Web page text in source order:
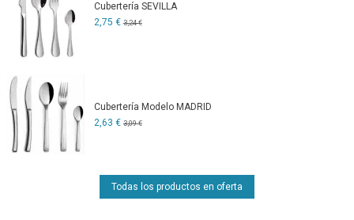
Cubertería SEVILLA
2,75 € 3,24 €
Cubertería Modelo MADRID
2,63 € 3,09 €
Todas los productos en oferta